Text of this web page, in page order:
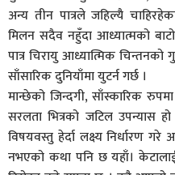
अन्य तीन पात्रले जहिल्यै
मिलन सदैव नहुँदा आध्यात्मको
पात्र चिरायु आध्यात्मिक
साँसारिक दुनियाँमा युटर्न गर्छ ।
मान्छेको जिन्दगी, साँस्कारिक
सरलता भित्रको जटिल उपन्यास
विषयवस्तु हेर्दा लक्ष्य निर्धारण
नभएको कथा पनि छ यहाँ।